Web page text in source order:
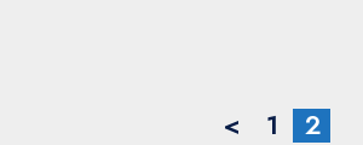
< 1 2